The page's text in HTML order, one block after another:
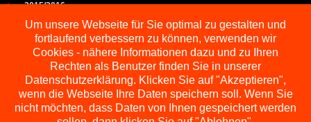
2015/2016
2014/2015
2013/2014
2012/2013
2011/2012
2010/2011
2009/2010
Um unsere Webseite für Sie optimal zu gestalten und
fortlaufend verbessern zu können, verwenden wir
Cookies - nähere Informationen dazu und zu Ihren
Rechten als Benutzer finden Sie in unserer
Datenschutzerklärung. Klicken Sie auf "Akzeptieren",
wenn die Webseite Ihre Daten speichern soll. Wenn Sie
nicht möchten, dass Daten von Ihnen gespeichert werden